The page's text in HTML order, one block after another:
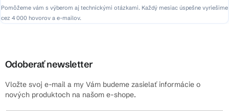
Pomôžeme vám s výberom aj technickými otázkami. Každý mesiac úspešne vyriešime
cez 4 000 hovorov a e-mailov.
Odoberať newsletter
Vložte svoj e-mail a my Vám budeme zasielať informácie o
nových produktoch na našom e-shope.